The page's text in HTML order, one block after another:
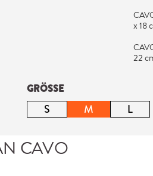
x 18
22
GRÖSSEauswählen
S(Diese Option ist zurzeit
M(Diese Option
L